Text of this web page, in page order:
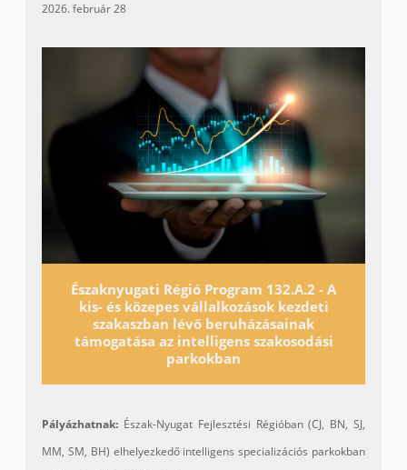
2026. február 28
Északnyugati Régió Program 132.A.2 - A
kis- és közepes vállalkozások kezdeti
szakaszban lévő beruházásainak
támogatása az intelligens szakosodási
parkokban
Pályázhatnak: Észak-Nyugat Fejlesztési Régióban (CJ, BN, SJ,
MM, SM, BH) elhelyezkedő intelligens specializációs parkokban